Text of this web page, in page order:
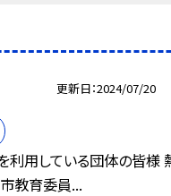
更新日 2024/07/20
利用している団体の皆様
教育委員...